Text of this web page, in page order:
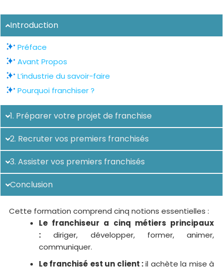
Introduction
Préface
Avant Propos
L’industrie du savoir-faire
Pourquoi franchiser ?
1. Préparer votre projet de franchise
2. Recruter vos premiers franchisés
3. Assister vos premiers franchisés
Conclusion
Cette formation comprend cinq notions essentielles :
Le franchiseur a cinq métiers principaux
: diriger, développer, former, animer,
communiquer.
Le franchisé est un client :il achète la mise à